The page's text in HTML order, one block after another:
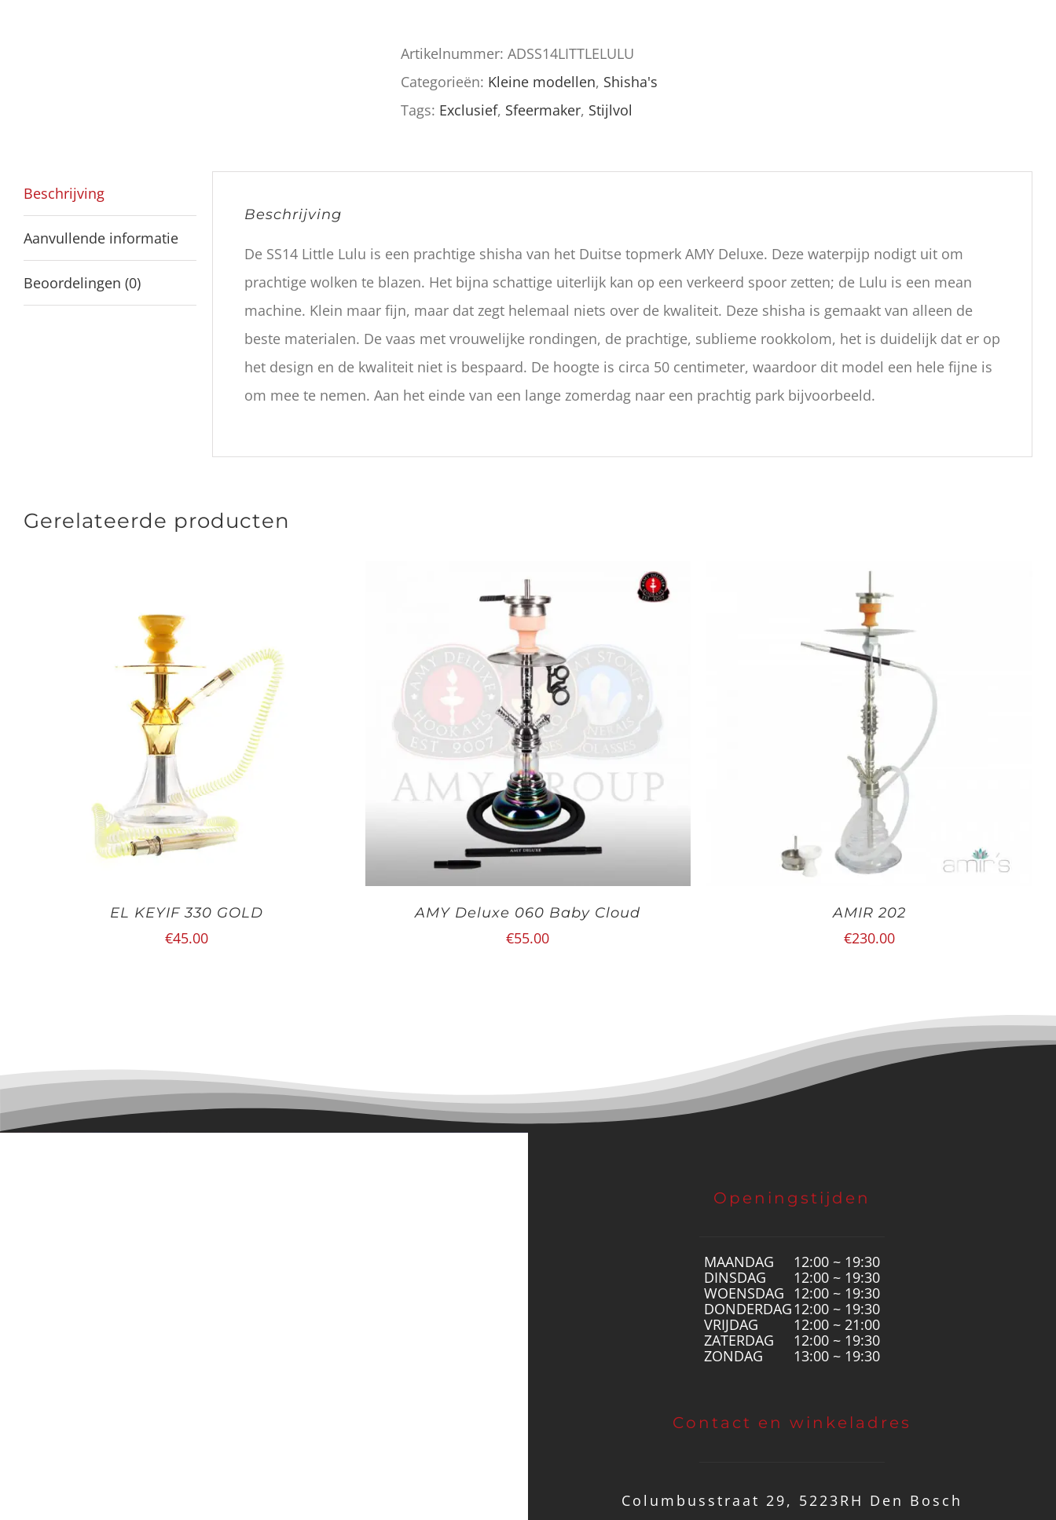
Artikelnummer: ADSS14LITTLELULU
Categorieën: Kleine modellen, Shisha's
Tags: Exclusief, Sfeermaker, Stijlvol
Beschrijving
Aanvullende informatie
Beoordelingen (0)
Beschrijving
De SS14 Little Lulu is een prachtige shisha van het Duitse topmerk AMY Deluxe. Deze waterpijp nodigt uit om
prachtige wolken te blazen. Het bijna schattige uiterlijk kan op een verkeerd spoor zetten; de Lulu is een mean
machine. Klein maar fijn, maar dat zegt helemaal niets over de kwaliteit. Deze shisha is gemaakt van alleen de
beste materialen. De vaas met vrouwelijke rondingen, de prachtige, sublieme rookkolom, het is duidelijk dat er op
het design en de kwaliteit niet is bespaard. De hoogte is circa 50 centimeter, waardoor dit model een hele fijne is
om mee te nemen. Aan het einde van een lange zomerdag naar een prachtig park bijvoorbeeld.
Gerelateerde producten
EL KEYIF 330 GOLD
€45.00
AMY Deluxe 060 Baby Cloud
€55.00
AMIR 202
€230.00
Openingstijden
MAANDAG
12:00 ~ 19:30
DINSDAG
12:00 ~ 19:30
WOENSDAG
12:00 ~ 19:30
DONDERDAG 12:00 ~ 19:30
VRIJDAG
12:00 ~ 21:00
ZATERDAG
12:00 ~ 19:30
ZONDAG
13:00 ~ 19:30
Contact en winkeladres
Columbusstraat 29, 5223RH Den Bosch